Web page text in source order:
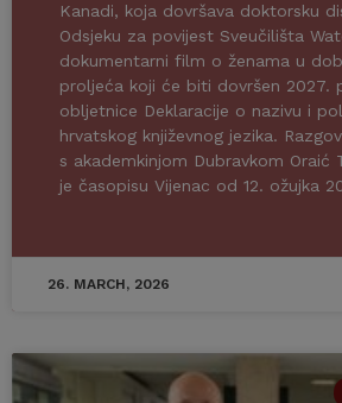
Kanadi, koja dovršava doktorsku
Odsjeku za povijest Sveučilišta
dokumentarni film o ženama u
proljeća koji će biti dovršen 2027.
obljetnice Deklaracije o nazivu i
hrvatskog književnog jezika.
s akademkinjom Dubravkom Oraić
je časopisu Vijenac od 12. ožujka
26. MARCH, 2026